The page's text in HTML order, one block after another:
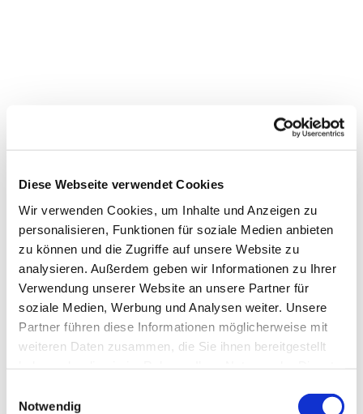
Diese Webseite verwendet Cookies
Wir verwenden Cookies, um Inhalte und Anzeigen zu
personalisieren, Funktionen für soziale Medien anbieten
zu können und die Zugriffe auf unsere Website zu
analysieren. Außerdem geben wir Informationen zu Ihrer
Verwendung unserer Website an unsere Partner für
soziale Medien, Werbung und Analysen weiter. Unsere
Partner führen diese Informationen möglicherweise mit
weiteren Daten zusammen, die Sie ihnen bereitgestellt
Notwendig
Dies könnte Sie auch interessieren